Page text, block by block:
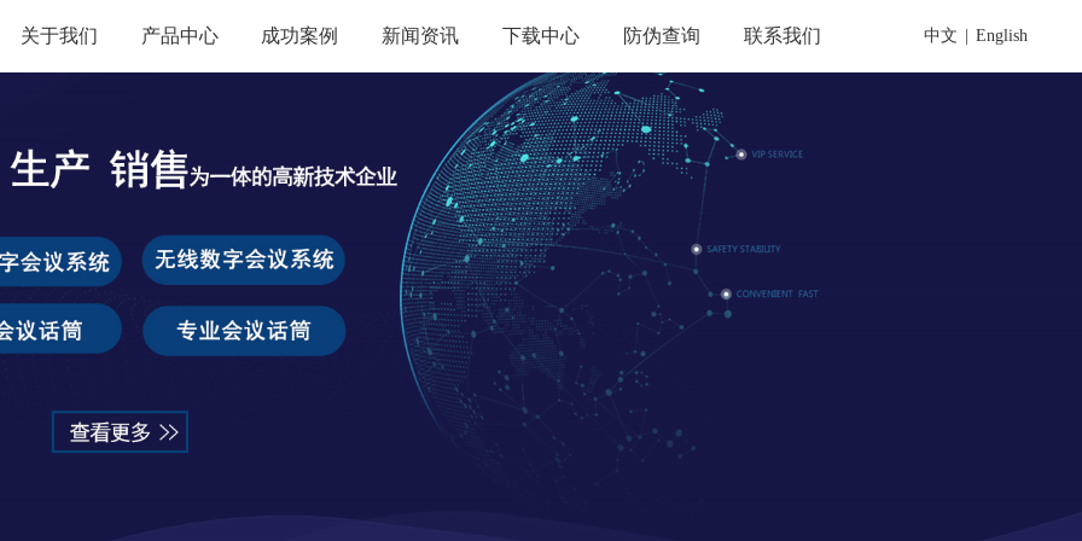
关于我们 产品中心 成功案例 新闻资讯 下载中心 防伪查询 联系我们 中文 English